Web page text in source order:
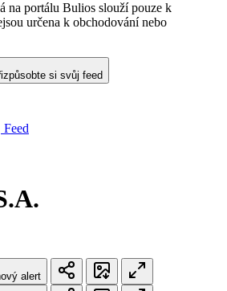
na portálu Bulios slouží pouze k
určena k obchodování nebo
si svůj feed
Feed
alert